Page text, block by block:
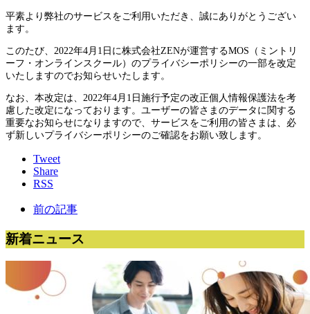
平素より弊社のサービスをご利用いただき、誠にありがとうござい
ます。
このたび、2022年4月1日に株式会社ZENが運営するMOS（ミントリ
ーフ・オンラインスクール）のプライバシーポリシーの一部を改定
いたしますのでお知らせいたします。
なお、本改定は、2022年4月1日施行予定の改正個人情報保護法を考
慮した改定になっております。ユーザーの皆さまのデータに関する
重要なお知らせになりますので、サービスをご利用の皆さまは、必
ず新しいプライバシーポリシーのご確認をお願い致します。
Tweet
Share
RSS
前の記事
新着ニュース